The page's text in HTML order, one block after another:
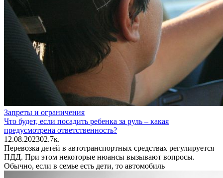
Запреты и ограничения
Что будет, если посадить ребенка за руль – какая
предусмотрена ответственность?
12.08.202302.7к.
Перевозка детей в автотранспортных средствах регулируется
ПДД. При этом некоторые нюансы вызывают вопросы.
Обычно, если в семье есть дети, то автомобиль